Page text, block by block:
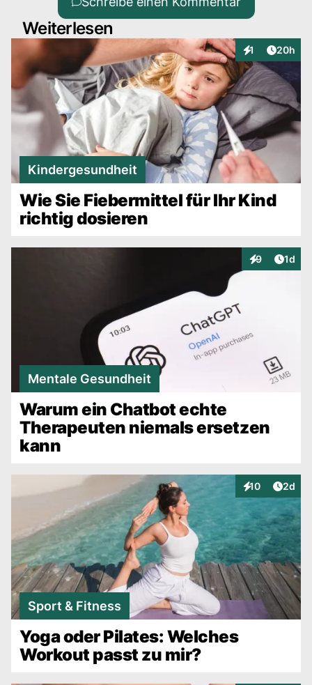
Weiterlesen
1
Interaktionen
Artikel
20h
Kindergesundheit
Wie Sie Fiebermittel für Ihr Kind
richtig dosieren
9
Interaktionen
1d
Mentale Gesundheit
Warum ein Chatbot echte
Therapeuten niemals ersetzen
kann
10
Interaktionen
2d
Sport & Fitness
Yoga oder Pilates: Welches
Workout passt zu mir?